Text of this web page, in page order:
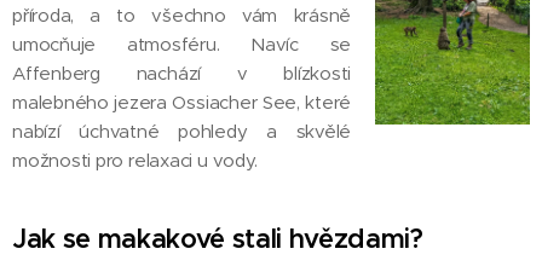
příroda, a to všechno vám krásně
umocňuje atmosféru. Navíc se
Affenberg nachází v blízkosti
malebného jezera Ossiacher See, které
nabízí úchvatné pohledy a skvělé
možnosti pro relaxaci u vody.
Jak se makakové stali hvězdami?